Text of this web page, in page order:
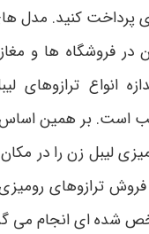
پرداخت کنید. مدل‌
در فروشگاه‌ ها و
انواع ترازوهای
است. بر همین
لیبل زن را در
فروش ترازوهای
شده‌ ای انجام می